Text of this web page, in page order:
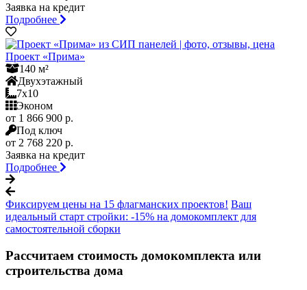
Заявка на кредит
Подробнее
Проект «Прима»
140 м²
Двухэтажный
7x10
Эконом
от 1 866 900 р.
Под ключ
от 2 768 220 р.
Заявка на кредит
Подробнее
Фиксируем цены на 15 флагманских проектов! Ваш
идеальный старт стройки: -15% на домокомплект для
самостоятельной сборки
Рассчитаем стоимость домокомплекта или
строительства дома